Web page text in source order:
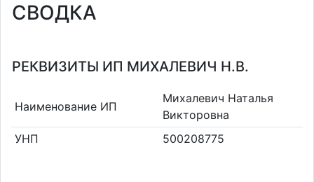
СВОДКА
РЕКВИЗИТЫ ИП МИХАЛЕВИЧ Н.В.
Наименование ИП
Михалевич Наталья
Викторовна
УНП
500208775